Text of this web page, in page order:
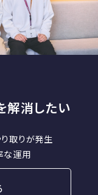
解消したい
取りが発生
な運用